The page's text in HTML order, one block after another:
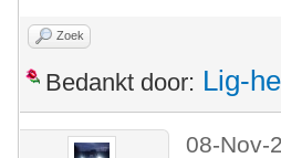
Zoek
Bedankt door: Lig-
08-Nov-